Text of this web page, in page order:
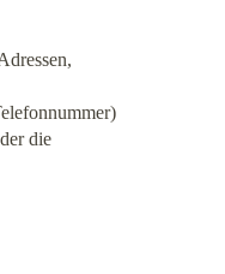
die